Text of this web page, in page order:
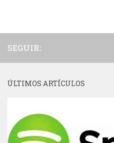
SEGUIR:
ÚLTIMOS ARTÍCULOS